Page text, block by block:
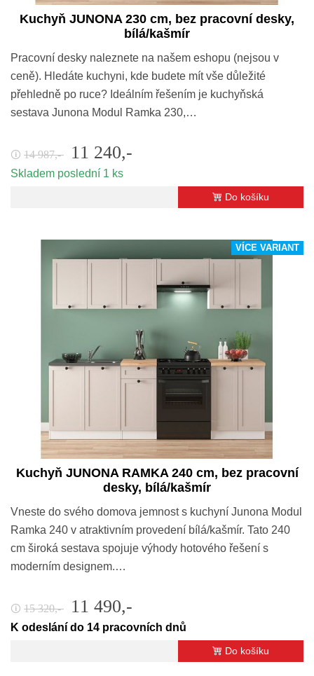
Kuchyň JUNONA 230 cm, bez pracovní desky,
bílá/kašmír
Pracovní desky naleznete na našem eshopu (nejsou v
ceně). Hledáte kuchyni, kde budete mít vše důležité
přehledně po ruce? Ideálním řešením je kuchyňská
sestava Junona Modul Ramka 230,…
🛈 14 987,- 11 240,-
Skladem poslední 1 ks
Do košíku
VÍCE VARIANT
Kuchyň JUNONA RAMKA 240 cm, bez pracovní
desky, bílá/kašmír
Vneste do svého domova jemnost s kuchyní Junona Modul
Ramka 240 v atraktivním provedení bílá/kašmír. Tato 240
cm široká sestava spojuje výhody hotového řešení s
moderním designem.…
🛈 15 320,- 11 490,-
K odeslání do 14 pracovních dnů
Do košíku